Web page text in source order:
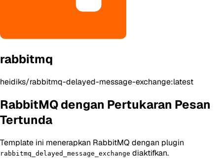
rabbitmq
heidiks/rabbitmq-delayed-message-exchange:latest
RabbitMQ dengan Pertukaran Pesan
Tertunda
Template ini menerapkan RabbitMQ dengan plugin
rabbitmq_delayed_message_exchange diaktifkan.